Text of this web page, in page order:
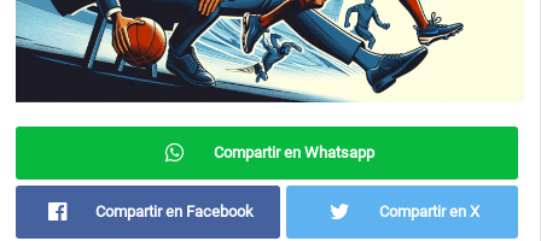
Compartir en Whatsapp
Compartir en Facebook Compartir en X